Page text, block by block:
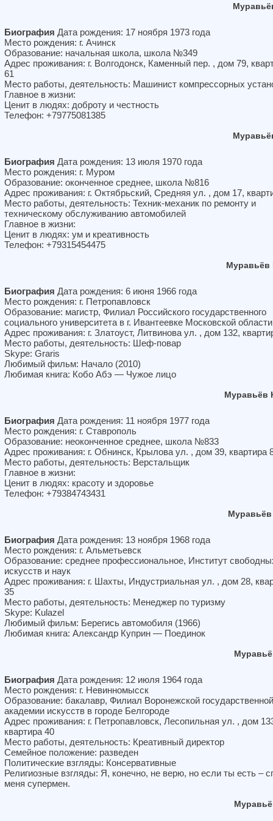
Биография Дата рождения: 17 ноября 1973 года
Место рождения: г. Ачинск
Образование: начальная школа, школа №349
Адрес проживания: г. Волгодонск, Каменный пер. , дом 79,
61
Место работы, деятельность: Машинист компрессорных
Главное в жизни:
Ценит в людях: доброту и честность
Телефон: +79775081385
Биография Дата рождения: 13 июля 1970 года
Место рождения: г. Муром
Образование: оконченное среднее, школа №816
Адрес проживания: г. Октябрьский, Средняя ул. , дом 17,
Место работы, деятельность: Техник-механик по ремонту и
техническому обслуживанию автомобилей
Главное в жизни:
Ценит в людях: ум и креативность
Телефон: +79315454475
Муравьёв
Биография Дата рождения: 6 июня 1966 года
Место рождения: г. Петропавловск
Образование: магистр, Филиал Российского государственного
социального университета в г. Ивантеевке Московской области
Адрес проживания: г. Златоуст, Литвинова ул. , дом 132,
Место работы, деятельность: Шеф-повар
Skype: Graris
Любимый фильм: Начало (2010)
Любимая книга: Кобо Абэ — Чужое лицо
Муравьёв
Биография Дата рождения: 11 ноября 1977 года
Место рождения: г. Ставрополь
Образование: неоконченное среднее, школа №833
Адрес проживания: г. Обнинск, Крылова ул. , дом 39, квартира
Место работы, деятельность: Верстальщик
Главное в жизни:
Ценит в людях: красоту и здоровье
Телефон: +79384743431
Муравьёв
Биография Дата рождения: 13 ноября 1968 года
Место рождения: г. Альметьевск
Образование: среднее профессиональное, Институт
искусств и наук
Адрес проживания: г. Шахты, Индустриальная ул. , дом 28,
35
Место работы, деятельность: Менеджер по туризму
Skype: Kulazel
Любимый фильм: Берегись автомобиля (1966)
Любимая книга: Александр Куприн — Поединок
Биография Дата рождения: 12 июля 1964 года
Место рождения: г. Невинномысск
Образование: бакалавр, Филиал Воронежской государственной
академии искусств в городе Белгороде
Адрес проживания: г. Петропавловск, Лесопильная ул. , дом
квартира 40
Место работы, деятельность: Креативный директор
Семейное положение: разведен
Политические взгляды: Консервативные
Религиозные взгляды: Я, конечно, не верю, но если ты есть –
меня супермен.